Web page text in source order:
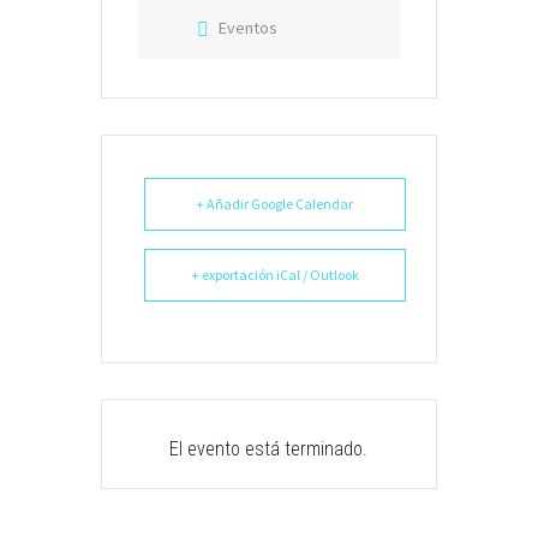
Eventos
+ Añadir Google Calendar
+ exportación iCal / Outlook
El evento está terminado.